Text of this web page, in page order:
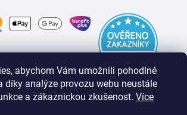
abychom Vám umožnili pohodlné
díky analýze provozu webu neustále
a zákaznickou zkušenost. Více